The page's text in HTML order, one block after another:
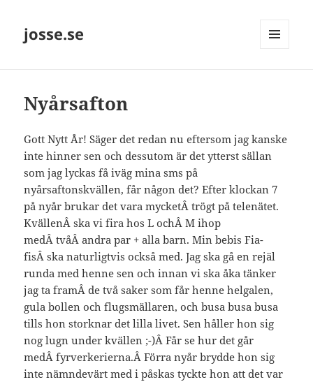
josse.se
Nyårsafton
Gott Nytt År! Säger det redan nu eftersom jag kanske
inte hinner sen och dessutom är det ytterst sällan
som jag lyckas få iväg mina sms på
nyårsaftonskvällen, får någon det? Efter klockan 7
på nyår brukar det vara mycketÂ trögt på telenätet.
KvällenÂ ska vi fira hos L ochÂ M ihop
medÂ tvåÂ andra par + alla barn. Min bebis Fia-
fisÂ ska naturligtvis också med. Jag ska gå en rejäl
runda med henne sen och innan vi ska åka tänker
jag ta framÂ de två saker som får henne helgalen,
gula bollen och flugsmällaren, och busa busa busa
tills hon storknar det lilla livet. Sen håller hon sig
nog lugn under kvällen ;-)Â Får se hur det går
medÂ fyrverkerierna.Â Förra nyår brydde hon sig
inte nämndevärt med i påskas tyckte hon att det var